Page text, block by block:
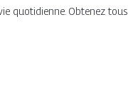
quotidienne. Obtenez